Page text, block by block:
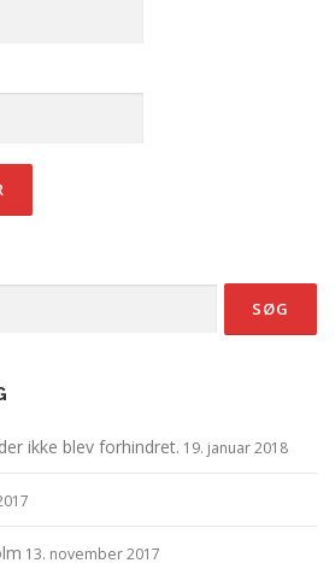
ikke blev forhindret. 19. januar 2018
13. november 2017